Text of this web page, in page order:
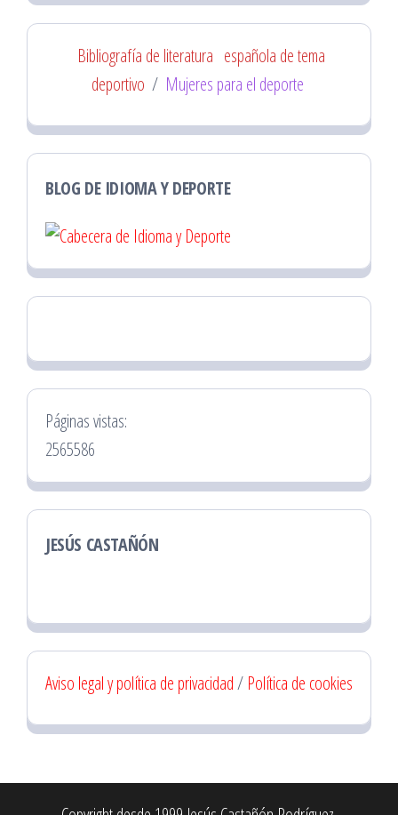
Bibliografía de literatura española de tema
deportivo / Mujeres para el deporte
BLOG DE IDIOMA Y DEPORTE
Páginas vistas:
2565586
JESÚS CASTAÑÓN
Aviso legal y política de privacidad/ Política de cookies